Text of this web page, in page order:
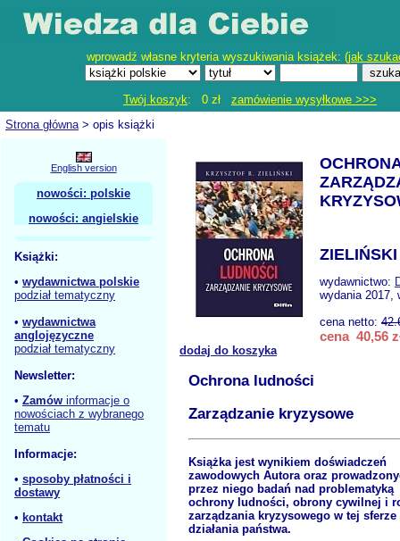
wprowadź własne kryteria wyszukiwania książek: (jak
Twój koszyk: 0 zł zamówienie wysyłkowe >>>
Strona główna> opis książki
English version
nowości: polskie
nowości: angielskie
Książki:
• wydawnictwa polskie
podział tematyczny
• wydawnictwa
anglojęzyczne
podział tematyczny
Newsletter:
• Zamów informacje o
nowościach z wybranego
tematu
Informacje:
• sposoby płatności i
dostawy
• kontakt
wydawnictwo:
wydania 2017,
cena netto:
cena 40,56
dodaj do koszyka
Ochrona ludności
Zarządzanie kryzysowe
Książka jest wynikiem doświadczeń
zawodowych Autora oraz
przez niego badań nad problematyką
ochrony ludności, obrony cywilnej i
zarządzania kryzysowego w tej sferze
działania państwa.